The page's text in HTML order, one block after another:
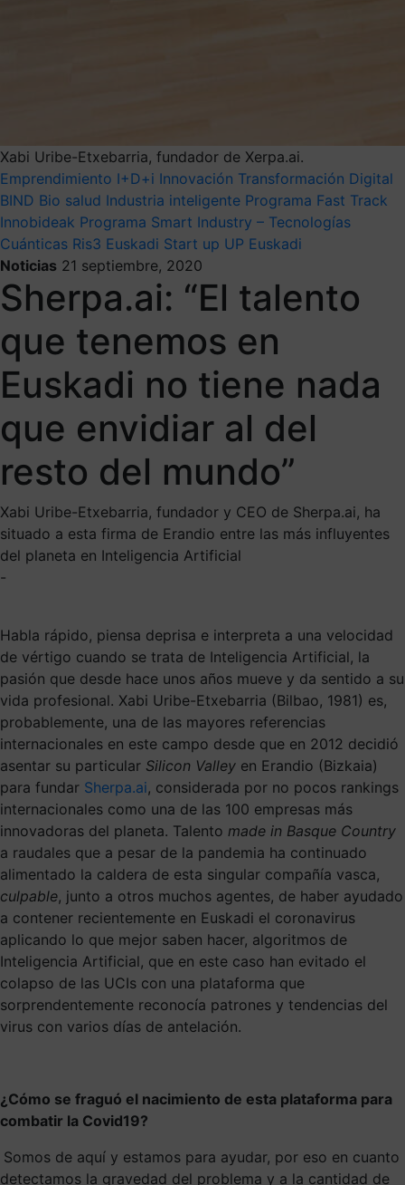
Xabi Uribe-Etxebarria, fundador de Xerpa.ai.
Emprendimiento I+D+i Innovación Transformación Digital
BIND Bio salud Industria inteligente Programa Fast Track
Innobideak Programa Smart Industry – Tecnologías
Cuánticas Ris3 Euskadi Start up UP Euskadi
Noticias 21 septiembre, 2020
Sherpa.ai: “El talento
que tenemos en
Euskadi no tiene nada
que envidiar al del
resto del mundo”
Xabi Uribe-Etxebarria, fundador y CEO de Sherpa.ai, ha
situado a esta firma de Erandio entre las más influyentes
del planeta en Inteligencia Artificial
-
Habla rápido, piensa deprisa e interpreta a una velocidad
de vértigo cuando se trata de Inteligencia Artificial, la
pasión que desde hace unos años mueve y da sentido a su
vida profesional. Xabi Uribe-Etxebarria (Bilbao, 1981) es,
probablemente, una de las mayores referencias
internacionales en este campo desde que en 2012 decidió
asentar su particular Silicon Valley en Erandio (Bizkaia)
para fundar Sherpa.ai, considerada por no pocos rankings
internacionales como una de las 100 empresas más
innovadoras del planeta. Talento made in Basque Country
a raudales que a pesar de la pandemia ha continuado
alimentado la caldera de esta singular compañía vasca,
culpable, junto a otros muchos agentes, de haber ayudado
a contener recientemente en Euskadi el coronavirus
aplicando lo que mejor saben hacer, algoritmos de
Inteligencia Artificial, que en este caso han evitado el
colapso de las UCIs con una plataforma que
sorprendentemente reconocía patrones y tendencias del
virus con varios días de antelación.
¿ Cómo se fraguó el nacimiento de esta plataforma para
combatir la Covid19?
Somos de aquí y estamos para ayudar, por eso en cuanto
detectamos la gravedad del problema y a la cantidad de